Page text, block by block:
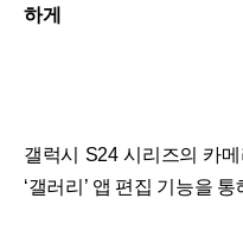
하게
갤럭시 S24 시리즈의 카
‘갤러리’ 앱 편집 기능을